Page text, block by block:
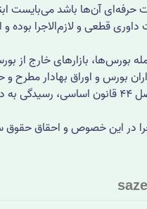
حرفه‌ای آن‌ها باشد
و لازم‌الاجرا بوده و
بورس‌ها، بازارهای خارج از
بورس و اوراق
ماده 15 قانون توسعه ابزارها و نهادهای مالی جدید در
در این خصوص و احقاق